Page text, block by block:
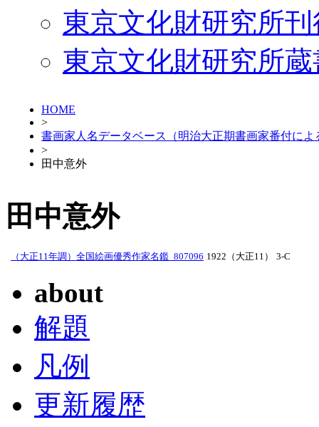
東京文化財研究所
東京文化財研究所
HOME
>
書画家人名データベース（明治大正期書画家番付によ
>
田中意外
田中意外
（大正11年調）全国絵画優秀作家名鑑_807096 1922（大正11） 3-C
about
解題
凡例
更新履歴